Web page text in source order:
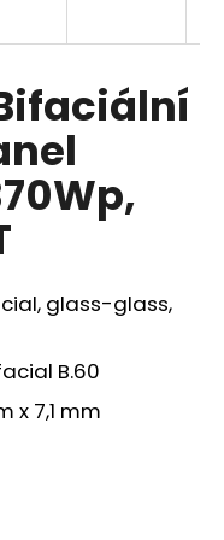
glass-glass,
B.60
x 7,1 mm